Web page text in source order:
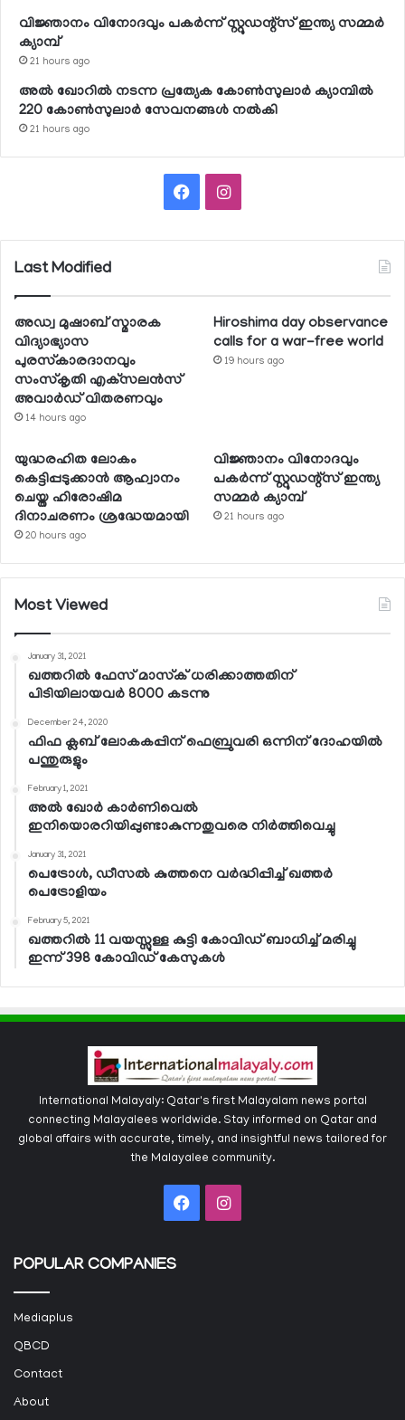
വിജ്ഞാനം വിനോദവും പകര്‍ന്ന് സ്റ്റുഡന്റ്‌സ് ഇന്ത്യ സമ്മര്‍
ക്യാമ്പ്
21 hours ago
അല്‍ ഖോറില്‍ നടന്ന പ്രത്യേക കോണ്‍സുലാര്‍ ക്യാമ്പില്‍
220 കോണ്‍സുലാര്‍ സേവനങ്ങള്‍ നല്‍കി
21 hours ago
FacebookInstagram
Last Modified
അഡ്വ മുഷാബ് സ്മാരക
വിദ്യാഭ്യാസ
പുരസ്‌കാരദാനവും
സംസ്‌കൃതി എക്‌സലന്‍സ്
അവാര്‍ഡ് വിതരണവും
14 hours ago
Hiroshima day observance
calls for a war-free world
19 hours ago
യുദ്ധരഹിത ലോകം
കെട്ടിപ്പടുക്കാന്‍ ആഹ്വാനം
ചെയ്ത ഹിരോഷിമ
ദിനാചരണം ശ്രദ്ധേയമായി
20 hours ago
വിജ്ഞാനം വിനോദവും
പകര്‍ന്ന് സ്റ്റുഡന്റ്‌സ് ഇന്ത്യ
സമ്മര്‍ ക്യാമ്പ്
21 hours ago
Most Viewed
January 31, 2021
ഖത്തറില്‍ ഫേസ് മാസ്‌ക് ധരിക്കാത്തതിന്
പിടിയിലായവര്‍ 8000 കടന്നു
December 24, 2020
ഫിഫ ക്ലബ് ലോകകപ്പിന് ഫെബ്രുവരി ഒന്നിന് ദോഹയില്‍
പന്തുരുളും
February 1, 2021
അല്‍ ഖോര്‍ കാര്‍ണിവെല്‍
ഇനിയൊരറിയിപ്പുണ്ടാകുന്നതുവരെ നിര്‍ത്തിവെച്ചു
January 31, 2021
പെട്രോള്‍, ഡീസല്‍ കുത്തനെ വര്‍ദ്ധിപ്പിച്ച് ഖത്തര്‍
പെട്രോളിയം
February 5, 2021
ഖത്തറില്‍ 11 വയസ്സുള്ള കുട്ടി കോവിഡ് ബാധിച്ച് മരിച്ചു
ഇന്ന് 398 കോവിഡ് കേസുകള്‍
International Malayaly: Qatar's first Malayalam news portal
connecting Malayalees worldwide. Stay informed on Qatar and
global affairs with accurate, timely, and insightful news tailored for
the Malayalee community.
FacebookInstagram
POPULAR COMPANIES
Mediaplus
QBCD
Contact
About